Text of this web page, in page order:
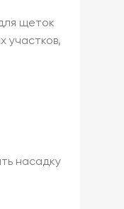
щеток
участков,
насадку